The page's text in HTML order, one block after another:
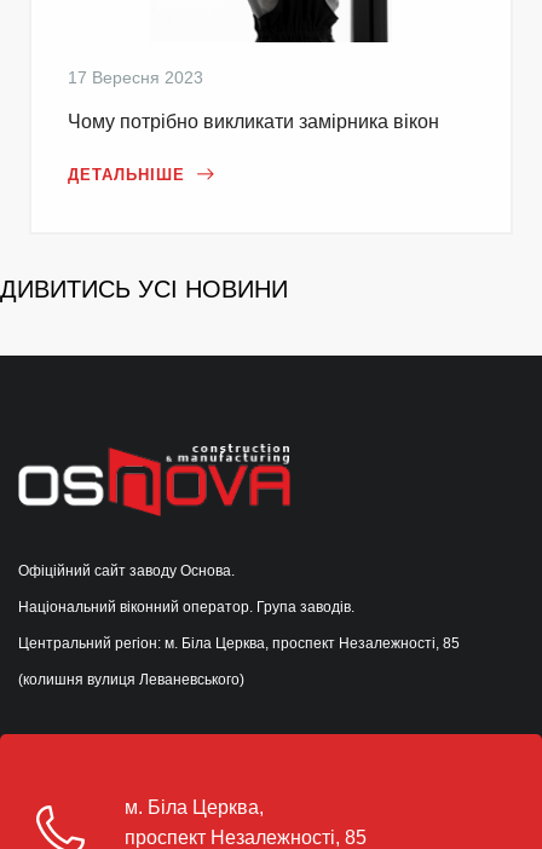
17 Вересня 2023
Чому потрібно викликати замірника вікон
ДЕТАЛЬНІШЕ
ДИВИТИСЬ УСІ НОВИНИ
Офіційний сайт заводу Основа.
Національний віконний оператор. Група заводів.
Центральний регіон: м. Біла Церква, проспект Незалежності, 85
(колишня вулиця Леваневського)
м. Біла Церква,
проспект Незалежності, 85